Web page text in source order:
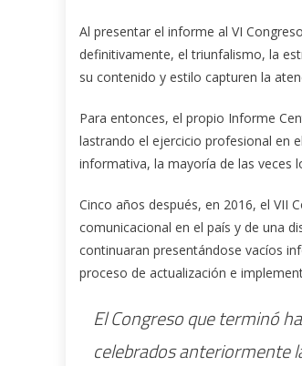
Al presentar el informe al VI
definitivamente, el triunfalismo, la
su contenido y estilo capturen la
Para entonces, el propio Informe
lastrando el ejercicio profesional en
informativa, la mayoría de las veces
Cinco años después, en 2016, el VII
comunicacional en el país y de una
continuaran presentándose vacíos
proceso de actualización e
El Congreso que terminó
celebrados anteriormente